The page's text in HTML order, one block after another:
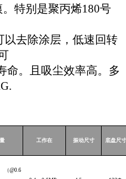
特别是聚丙烯180号
以去除涂层，低速回转
命。且吸尘效率高。多
.
工作在 振动尺寸 底盘尺寸
（@0.6